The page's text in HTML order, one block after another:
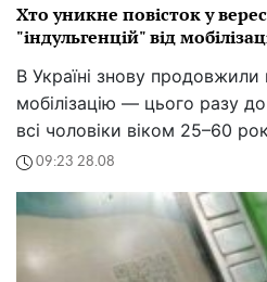
Хто уникне повісток у
"індульгенцій" від
В Україні знову продовжили
мобілізацію — цього разу
всі чоловіки віком 25–60
09:23 28.08